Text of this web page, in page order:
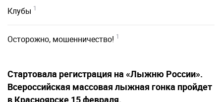
Клубы 1
Осторожно, мошенничество! 1
Стартовала регистрация на «Лыжню России».
Всероссийская массовая лыжная гонка пройдет
в Красноярске 15 февраля.